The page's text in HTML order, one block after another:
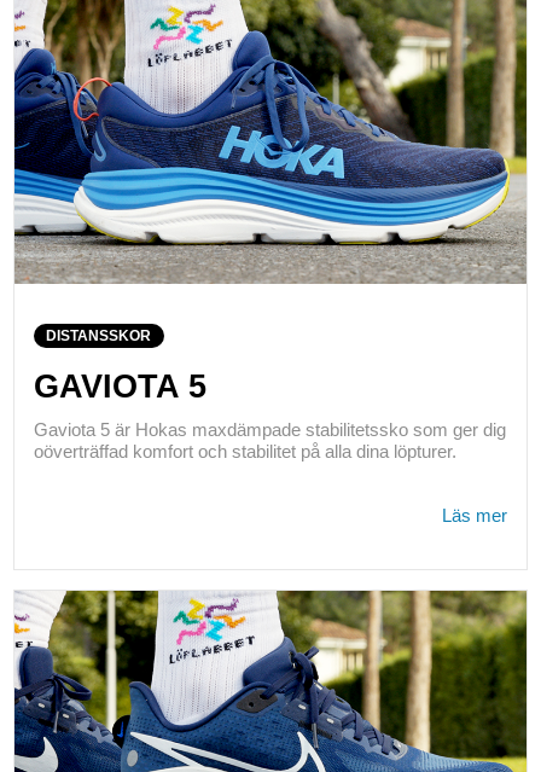
DISTANSSKOR
GAVIOTA 5
Gaviota 5 är Hokas maxdämpade stabilitetssko som ger dig
oöverträffad komfort och stabilitet på alla dina löpturer.
Läs mer